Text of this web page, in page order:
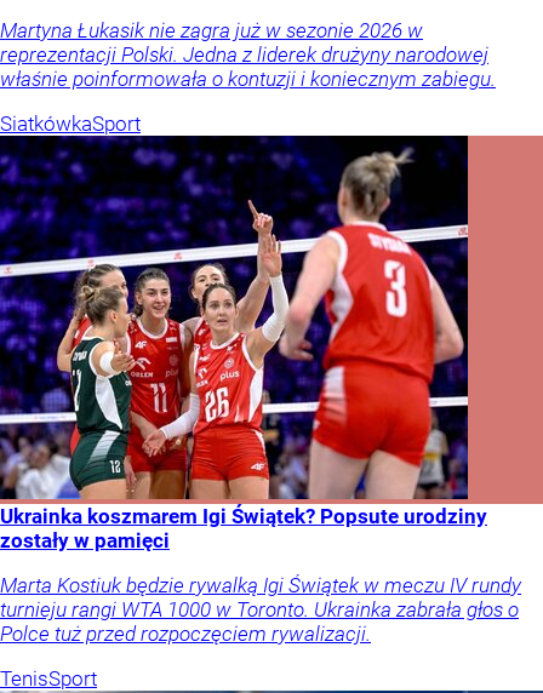
Martyna Łukasik nie zagra już w sezonie 2026 w
reprezentacji Polski. Jedna z liderek drużyny narodowej
właśnie poinformowała o kontuzji i koniecznym zabiegu.
SiatkówkaSport
Ukrainka koszmarem Igi Świątek? Popsute urodziny
zostały w pamięci
Marta Kostiuk będzie rywalką Igi Świątek w meczu IV rundy
turnieju rangi WTA 1000 w Toronto. Ukrainka zabrała głos o
Polce tuż przed rozpoczęciem rywalizacji.
TenisSport